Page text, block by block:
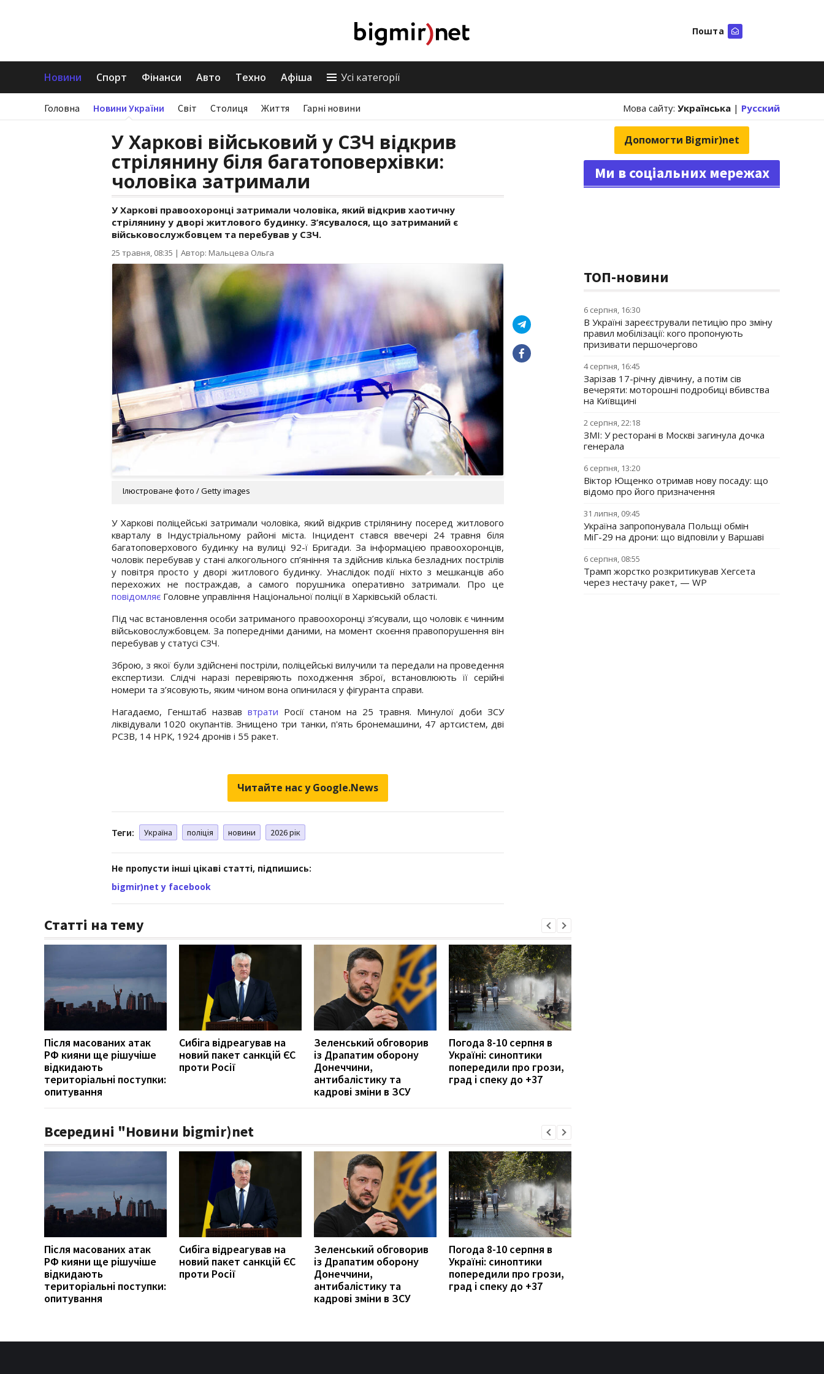
Пошта
Новини Спорт Фінанси Авто Техно Афіша Усі категорії
Головна Новини України Світ Столиця Життя Гарні новини Мова сайту: Українська | Русский
У Харкові військовий у СЗЧ відкрив
стрілянину біля багатоповерхівки:
чоловіка затримали
У Харкові правоохоронці затримали чоловіка, який відкрив хаотичну
стрілянину у дворі житлового будинку. З’ясувалося, що затриманий є
військовослужбовцем та перебував у СЗЧ.
25 травня, 08:35 | Автор: Мальцева Ольга
Ілюстроване фото / Getty images
У Харкові поліцейські затримали чоловіка, який відкрив стрілянину посеред житлового
кварталу в Індустріальному районі міста. Інцидент стався ввечері 24 травня біля
багатоповерхового будинку на вулиці 92-ї Бригади. За інформацією правоохоронців,
чоловік перебував у стані алкогольного сп’яніння та здійснив кілька безладних пострілів
у повітря просто у дворі житлового будинку. Унаслідок події ніхто з мешканців або
перехожих не постраждав, а самого порушника оперативно затримали. Про це
повідомляє Головне управління Національної поліції в Харківській області.
Під час встановлення особи затриманого правоохоронці з’ясували, що чоловік є чинним
військовослужбовцем. За попередніми даними, на момент скоєння правопорушення він
перебував у статусі СЗЧ.
Зброю, з якої були здійснені постріли, поліцейські вилучили та передали на проведення
експертизи. Слідчі наразі перевіряють походження зброї, встановлюють її серійні
номери та з’ясовують, яким чином вона опинилася у фігуранта справи.
Нагадаємо, Генштаб назвав втрати Росії станом на 25 травня. Минулої доби ЗСУ
ліквідували 1020 окупантів. Знищено три танки, п'ять бронемашини, 47 артсистем, дві
РСЗВ, 14 НРК, 1924 дронів і 55 ракет.
Читайте нас у Google.News
Теги: Україна поліція новини 2026 рік
Не пропусти інші цікаві статті, підпишись:
bigmir)net у facebook
Статті на тему
Після масованих атак
РФ кияни ще рішучіше
відкидають
територіальні поступки:
опитування
Сибіга відреагував на
новий пакет санкцій ЄС
проти Росії
Зеленський обговорив
із Драпатим оборону
Донеччини,
антибалістику та
кадрові зміни в ЗСУ
Погода 8-10 серпня в
Україні: синоптики
попередили про грози,
град і спеку до +37
Всередині "Новини bigmir)net
Після масованих атак
РФ кияни ще рішучіше
відкидають
територіальні поступки:
опитування
Сибіга відреагував на
новий пакет санкцій ЄС
проти Росії
Зеленський обговорив
із Драпатим оборону
Донеччини,
антибалістику та
кадрові зміни в ЗСУ
Погода 8-10 серпня в
Україні: синоптики
попередили про грози,
град і спеку до +37
Допомогти Bigmir)net
Ми в соціальних мережах
ТОП-новини
6 серпня, 16:30
В Україні зареєстрували петицію про зміну
правил мобілізації: кого пропонують
призивати першочергово
4 серпня, 16:45
Зарізав 17-річну дівчину, а потім сів
вечеряти: моторошні подробиці вбивства
на Київщині
2 серпня, 22:18
ЗМІ: У ресторані в Москві загинула дочка
генерала
6 серпня, 13:20
Віктор Ющенко отримав нову посаду: що
відомо про його призначення
31 липня, 09:45
Україна запропонувала Польщі обмін
МіГ-29 на дрони: що відповіли у Варшаві
6 серпня, 08:55
Трамп жорстко розкритикував Хегсета
через нестачу ракет, — WP